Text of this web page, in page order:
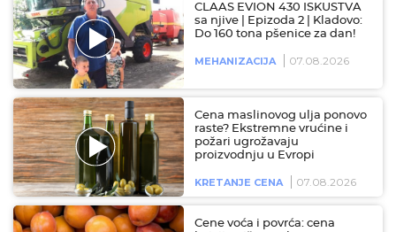
CLAAS EVION 430 ISKUSTVA
sa njive | Epizoda 2 | Kladovo:
Do 160 tona pšenice za dan!
MEHANIZACIJA 07.08.2026
Cena maslinovog ulja ponovo
raste? Ekstremne vrućine i
požari ugrožavaju
proizvodnju u Evropi
KRETANJE CENA 07.08.2026
Cene voća i povrća: cena